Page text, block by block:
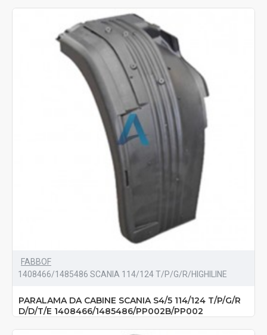
FABBOF
1408466/1485486 SCANIA 114/124 T/P/G/R/HIGHILINE
PARALAMA DA CABINE SCANIA S4/5 114/124 T/P/G/R
D/D/T/E 1408466/1485486/PP002B/PP002